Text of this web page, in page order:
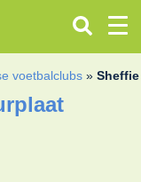
voetbalclubs »